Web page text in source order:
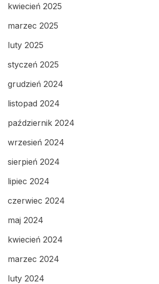
kwiecień 2025
marzec 2025
luty 2025
styczeń 2025
grudzień 2024
listopad 2024
październik 2024
wrzesień 2024
sierpień 2024
lipiec 2024
czerwiec 2024
maj 2024
kwiecień 2024
marzec 2024
luty 2024